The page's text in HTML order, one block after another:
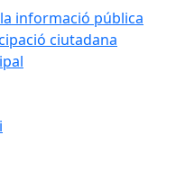
la informació pública
ciutadana